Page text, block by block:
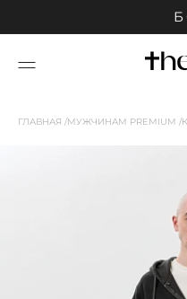
ГЛАВНАЯ МУЖЧИНАМ PREMIUM